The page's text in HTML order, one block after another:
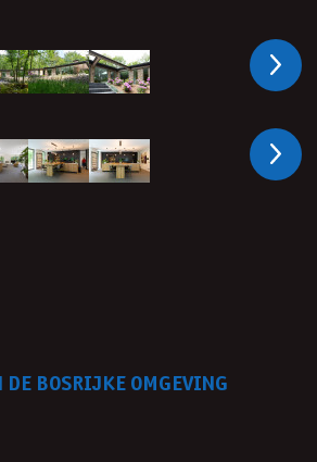
BOSRIJKE OMGEVING